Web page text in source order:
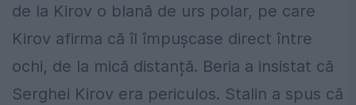
de la Kirov o blană de urs polar, pe care
Kirov afirma că îl împușcase direct între
ochi, de la mică distanță. Beria a insistat că
Serghei Kirov era periculos. Stalin a spus că